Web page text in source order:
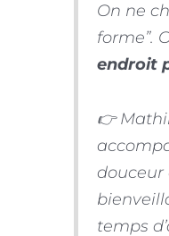
On ne
forme”.
endroit
👉
douceur
temps